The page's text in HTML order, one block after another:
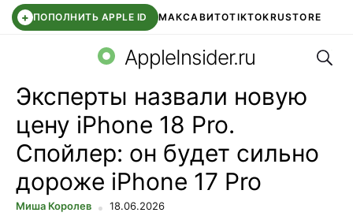
+ ПОПОЛНИТЬ APPLE ID МАКСАВИТОTIKTOKRUSTORE
WB КЛУБIOS 26.6 DDE STORE
AppleInsider.ru
Эксперты назвали новую
цену iPhone 18 Pro.
Спойлер: он будет сильно
дороже iPhone 17 Pro
Миша Королев 18.06.2026